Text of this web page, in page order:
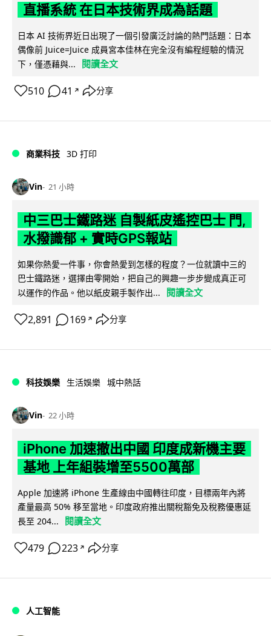
直播系統 在日本技術界成為話題
日本 AI 技術界近日出現了一個引發廣泛討論的熱門話題：日本
偶像前 Juice=Juice 成員宮本佳林在完全沒有編程經驗的情況
下，僅憑藉與...
閱讀全文
510 41 ↗ 分享
商業科技 3D 打印
Vin 21 小時
中三巴士鐵路迷 自製紙皮遙控巴士 門,
水撥識郁 + 實時GPS報站
如果你熱愛一件事，你會熱愛到怎樣的程度？一位就讀中三的
巴士鐵路迷，選擇由零開始，把自己的興趣一步步變成真正可
以運作的作品。他以紙皮親手製作出...
閱讀全文
2,891 169 ↗ 分享
科技娛樂 生活娛樂 城中熱話
Vin 22 小時
iPhone 加速撤出中國 印度成新機主要
基地 上年組裝增至5500萬部
Apple 加速將 iPhone 生產線由中國轉往印度，目標兩年內將
產量最高 50% 移至當地。印度政府推出關稅豁免及稅務優惠延
長至 204...
閱讀全文
479 223 ↗ 分享
人工智能